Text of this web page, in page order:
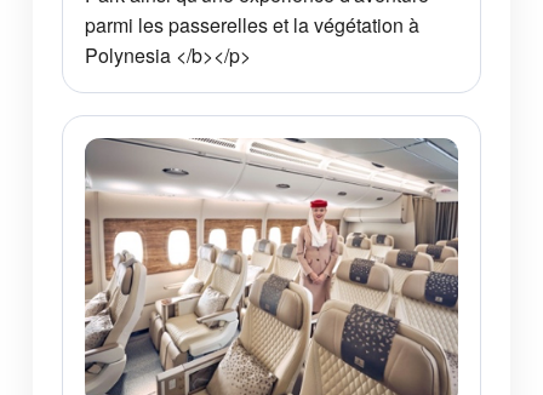
parmi les passerelles et la végétation à
Polynesia </b></p>